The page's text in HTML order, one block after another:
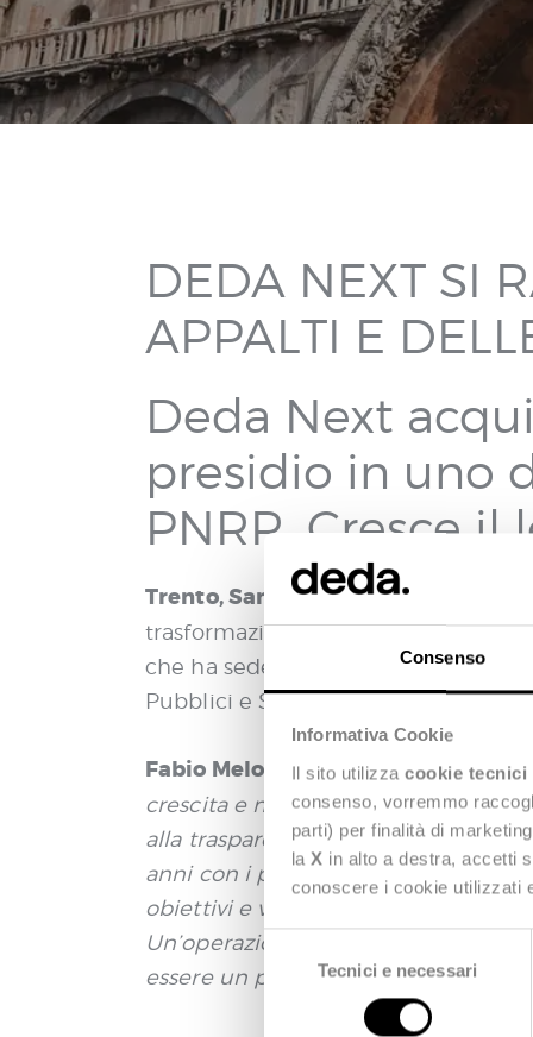
Consenso
Informativa Cookie
Il sito utilizza cookie tecnici
consenso, vorremmo
parti) per finalità di
la X in alto a destra, accetti
conoscere i cookie utilizzati
S
e
Tecnici e necessari
DEDA NEXT SI
APPALTI E
Deda Next
presidio in uno
PNRR. Cresce
Trento, San Donà Piave, 2 ottobre
trasformazione digitale della
che ha sede a San Donà di Piave
Pubblici e Società di certificazione
Fabio Meloni, CEO di Deda Next,
crescita e nel nostro impegno a
alla trasparenza delle operazioni
anni con i professionisti di
obiettivi e valori aziendali, e per
Un’operazione che rafforza le
essere un partner affidabile per